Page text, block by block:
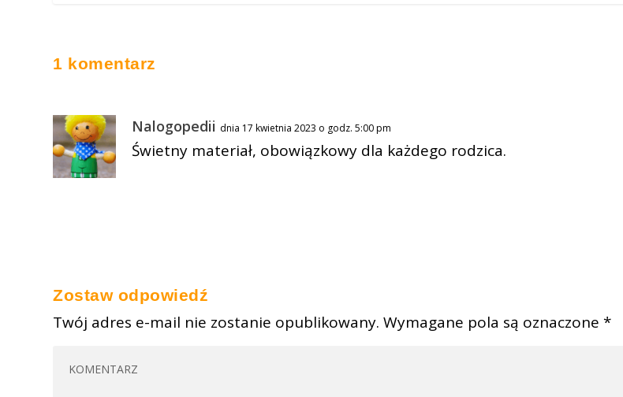
1 komentarz
Nalogopedii dnia 17 kwietnia 2023 o godz. 5:00 pm
Świetny materiał, obowiązkowy dla każdego rodzica.
Zostaw odpowiedź
Twój adres e-mail nie zostanie opublikowany. Wymagane pola są oznaczone *